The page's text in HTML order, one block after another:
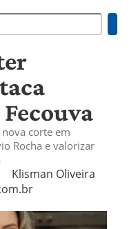
corte em
Rocha e valorizar
Klisman Oliveira